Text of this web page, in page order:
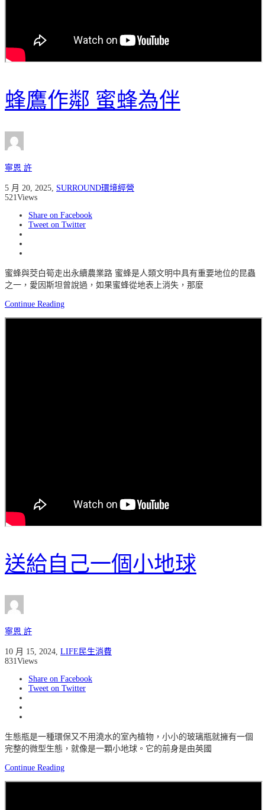
蜂鷹作鄰 蜜蜂為伴
寧恩 許
5 月 20, 2025 SURROUND環境經營
521Views
Share on Facebook
Tweet on Twitter
蜜蜂與茭白筍走出永續農業路 蜜蜂是人類文明中具有重要地位的昆蟲
之一，愛因斯坦曾說過，如果蜜蜂從地表上消失，那麼
Continue Reading
送給自己一個小地球
寧恩 許
10 月 15, 2024, LIFE民生消費
831Views
Share on Facebook
Tweet on Twitter
生態瓶是一種環保又不用澆水的室內植物，小小的玻璃瓶就擁有一個
完整的微型生態，就像是一顆小地球。它的前身是由英國
Continue Reading